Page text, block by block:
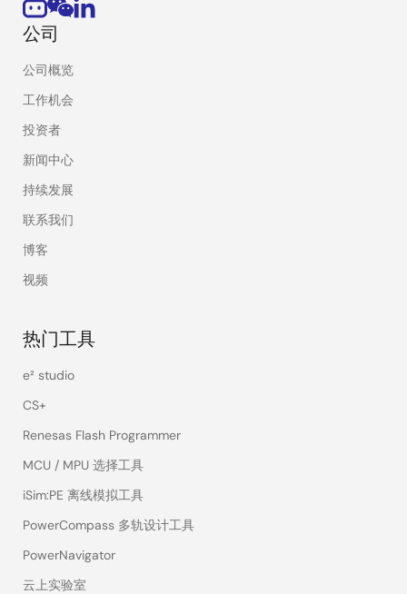
公司
公司概览
工作机会
投资者
新闻中心
持续发展
联系我们
博客
视频
热门工具
e² studio
CS+
Renesas Flash Programmer
MCU / MPU 选择工具
iSim:PE 离线模拟工具
PowerCompass 多轨设计工具
PowerNavigator
云上实验室